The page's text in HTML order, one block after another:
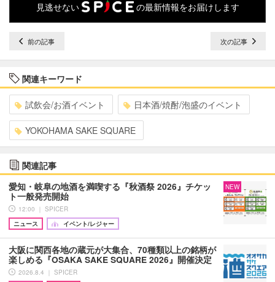
見逃せない の最新情報をお届けします
前の記事 次の記事
関連キーワード
試飲会/お酒イベント 日本酒/焼酎/泡盛のイベント
YOKOHAMA SAKE SQUARE
関連記事
愛知・岐阜の地酒を満喫する『秋酒祭 2026』チケッ
ト一般発売開始
12:00 ｜ SPICER
ニュース
イベント/レジャー
NEW
大阪に関西各地の蔵元が大集合、70種類以上の銘柄が
楽しめる『OSAKA SAKE SQUARE 2026』開催決定
2026.8.4 ｜ SPICER